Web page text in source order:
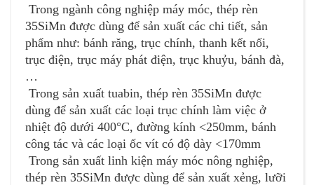
Trong ngành công nghiệp máy móc, thép rèn
35SiMn được dùng để sản xuất các chi tiết, sản
phẩm như: bánh răng, trục chính, thanh kết nối,
trục điện, trục máy phát điện, trục khuỷu, bánh đà,
…
Trong sản xuất tuabin, thép rèn 35SiMn được
dùng để sản xuất các loại trục chính làm việc ở
nhiệt độ dưới 400°C, đường kính <250mm, bánh
công tác và các loại ốc vít có độ dày <170mm
Trong sản xuất linh kiện máy móc nông nghiệp,
thép rèn 35SiMn được dùng để sản xuất xẻng, lưỡi